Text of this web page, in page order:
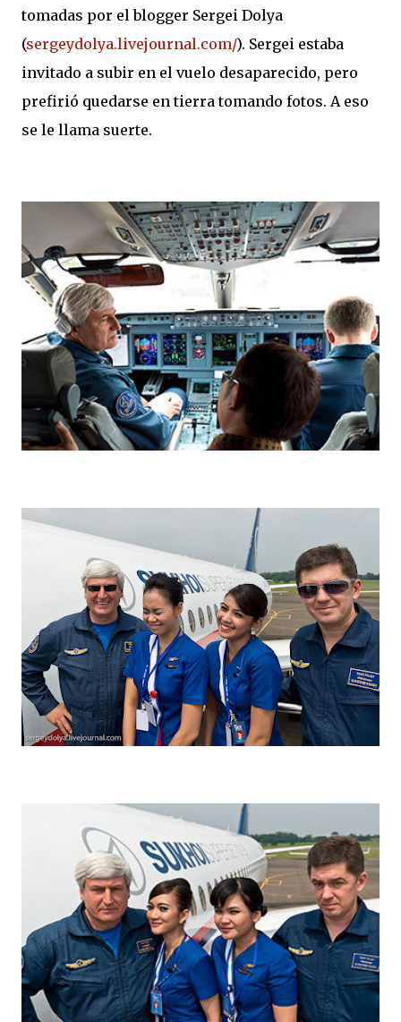
tomadas por el blogger Sergei Dolya
(sergeydolya.livejournal.com/). Sergei estaba
invitado a subir en el vuelo desaparecido, pero
prefirió quedarse en tierra tomando fotos. A eso
se le llama suerte.